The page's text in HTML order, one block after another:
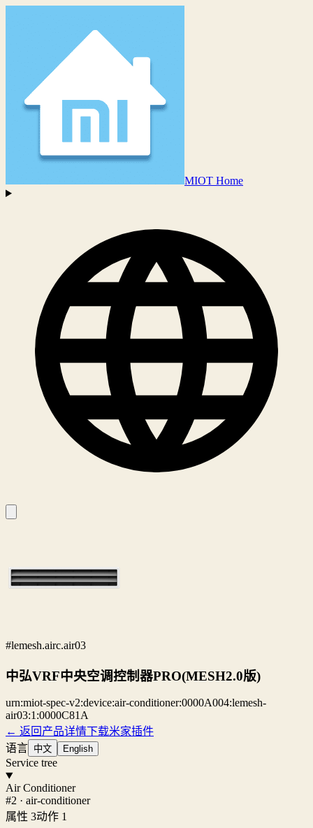
MIOT Home
#lemesh.airc.air03
中弘VRF中央空调控制器PRO(MESH2.0版)
urn:miot-spec-v2:device:air-conditioner:0000A004:lemesh-
air03:1:0000C81A
← 返回产品详情下载米家插件
语言 中文 English
Service tree
Air Conditioner
#2 · air-conditioner
属性 3动作 1